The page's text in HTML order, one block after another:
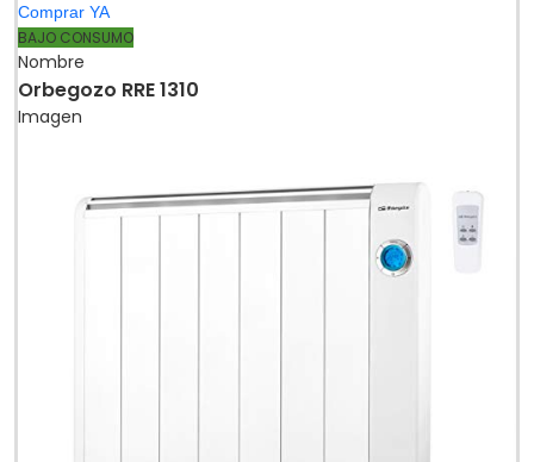
Comprar YA
BAJO CONSUMO
Nombre
Orbegozo RRE 1310
Imagen